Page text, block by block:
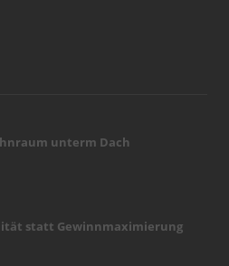
unterm Dach
statt Gewinnmaximierung